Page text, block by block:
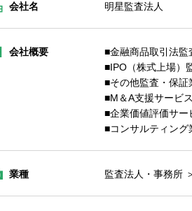
会社名 明星監査法人
会社概要
■金融商品取引法監
■IPO（株式上場）
■その他監査・保証
■M＆A支援サービス
■企業価値評価サー
■コンサルティング
業種 監査法人・事務所